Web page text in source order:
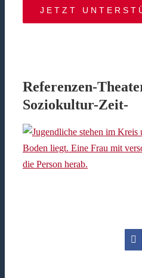
JETZT
Referenzen-
Soziokultur-Zeit-